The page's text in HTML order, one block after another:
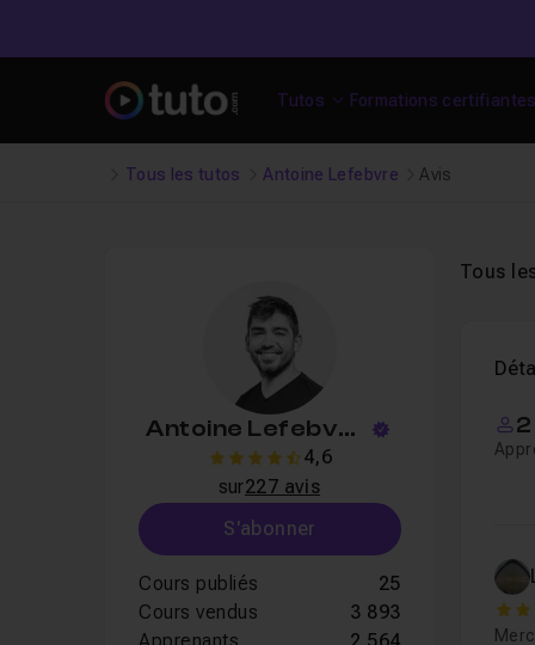
Tutos Formations certifiantes
Tous les tutos Antoine Lefebvre Avis
Antoine Lefebvre
4.6
4,6
sur227 avis
S'abonner
Cours publiés
25
Cours vendus
3 893
Tous
5